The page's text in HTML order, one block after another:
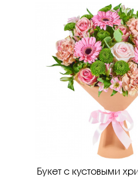
Букет с кустовыми